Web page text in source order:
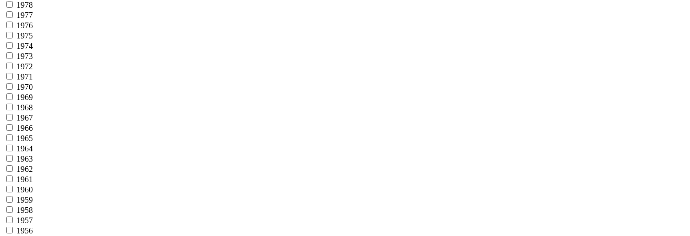
1978
1977
1976
1975
1974
1973
1972
1971
1970
1969
1968
1967
1966
1965
1964
1963
1962
1961
1960
1959
1958
1957
1956